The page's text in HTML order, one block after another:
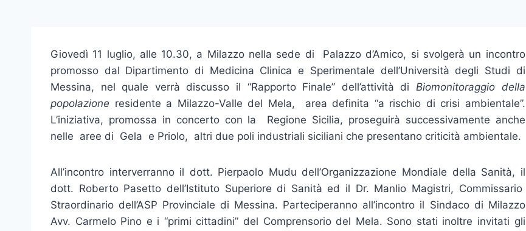
Giovedì 11 luglio, alle 10.30, a Milazzo nella sede di Palazzo d’Amico, si svolgerà un incontro
promosso dal Dipartimento di Medicina Clinica e Sperimentale dell’Università degli Studi di
Messina, nel quale verrà discusso il “Rapporto Finale” dell’attività diBiomonitoraggio della
popolazione residente a Milazzo-Valle del Mela, area definita “a rischio di crisi ambientale”.
L’iniziativa, promossa in concerto con la Regione Sicilia, proseguirà successivamente anche
nelle aree di Gela e Priolo, altri due poli industriali siciliani che presentano criticità ambientale.
All’incontro interverranno il dott. Pierpaolo Mudu dell’Organizzazione Mondiale della Sanità, il
dott. Roberto Pasetto dell’Istituto Superiore di Sanità ed il Dr. Manlio Magistri, Commissario
Straordinario dell’ASP Provinciale di Messina. Parteciperanno all’incontro il Sindaco di Milazzo
Avv. Carmelo Pino e i “primi cittadini” del Comprensorio del Mela. Sono stati inoltre invitati gli